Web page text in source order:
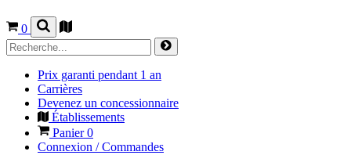
0
Prix garanti pendant 1 an
Carrières
Devenez un concessionnaire
Établissements
Panier0
Connexion / Commandes